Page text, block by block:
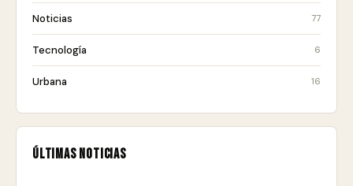
Noticias 77
Tecnología 6
Urbana 16
Últimas noticias